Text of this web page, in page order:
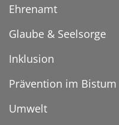
Ehrenamt
Glaube & Seelsorge
Inklusion
Prävention im Bistum
Umwelt